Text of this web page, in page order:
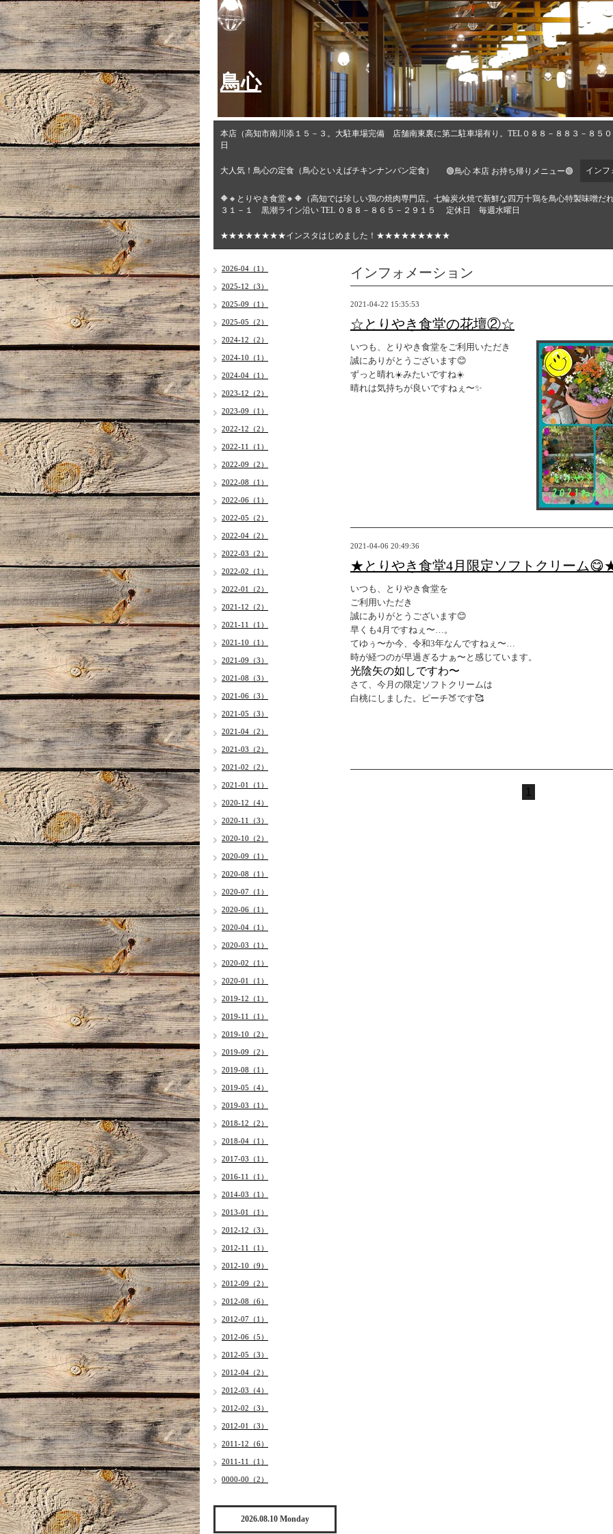
鳥心
本店（高知市南川添１５－３。大駐車場完備 店舗南東裏に第二駐車場有り。TEL０８８－８８３－
日
大人気！鳥心の定食（鳥心といえばチキンナンバン定食） 🟢鳥心 本店 お持ち帰りメニュー🟢 インフ
🔶🔸とりやき食堂🔸🔶（高知では珍しい鶏の焼肉専門店。七輪炭火焼で新鮮な四万十鶏を鳥心特製味噌だ
３１－１ 黒潮ライン沿い TEL ０８８－８６５－２９１５ 定休日 毎週水曜日
★★★★★★★★インスタはじめました！★★★★★★★★★
インフォメーション
2021-04-22 15:35:53
☆とりやき食堂の花壇②☆
いつも、とりやき食堂をご利用いただき
誠にありがとうございます😊
ずっと晴れ☀️みたいですね☀️
晴れは気持ちが良いですねぇ〜✨
2021-04-06 20:49:36
★とりやき食堂4月限定ソフトクリーム
いつも、とりやき食堂を
ご利用いただき
誠にありがとうございます😊
早くも4月ですねぇ〜…。
てゆぅ〜か今、令和3年なんですねぇ〜…
時が経つのが早過ぎるナぁ〜と感じています。
光陰矢の如しですわ〜
さて、今月の限定ソフトクリームは
白桃にしました。ピーチ🍑です🥰
1
2026-04（1）
2025-12（3）
2025-09（1）
2025-05（2）
2024-12（2）
2024-10（1）
2024-04（1）
2023-12（2）
2023-09（1）
2022-12（2）
2022-11（1）
2022-09（2）
2022-08（1）
2022-06（1）
2022-05（2）
2022-04（2）
2022-03（2）
2022-02（1）
2022-01（2）
2021-12（2）
2021-11（1）
2021-10（1）
2021-09（3）
2021-08（3）
2021-06（3）
2021-05（3）
2021-04（2）
2021-03（2）
2021-02（2）
2021-01（1）
2020-12（4）
2020-11（3）
2020-10（2）
2020-09（1）
2020-08（1）
2020-07（1）
2020-06（1）
2020-04（1）
2020-03（1）
2020-02（1）
2020-01（1）
2019-12（1）
2019-11（1）
2019-10（2）
2019-09（2）
2019-08（1）
2019-05（4）
2019-03（1）
2018-12（2）
2018-04（1）
2017-03（1）
2016-11（1）
2014-03（1）
2013-01（1）
2012-12（3）
2012-11（1）
2012-10（9）
2012-09（2）
2012-08（6）
2012-07（1）
2012-06（5）
2012-05（3）
2012-04（2）
2012-03（4）
2012-02（3）
2012-01（3）
2011-12（6）
2011-11（1）
0000-00（2）
2026.08.10 Monday